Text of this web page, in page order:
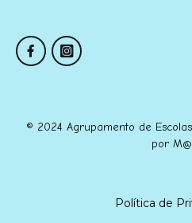
© 2024 Agrupamento de
por
Política de